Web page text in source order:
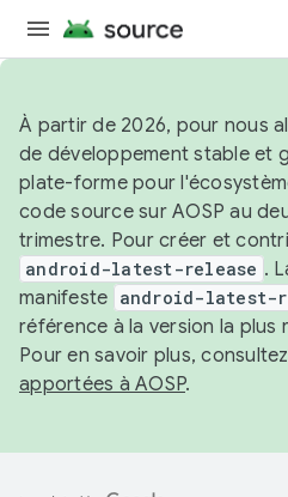
À partir de 2026, pour nous
de développement stable et
plate-forme pour
code source sur AOSP au
trimestre. Pour créer et
android-latest-release .
manifeste android-latest-
référence à la version la plus
Pour en savoir plus, consultez
apportées à AOSP.